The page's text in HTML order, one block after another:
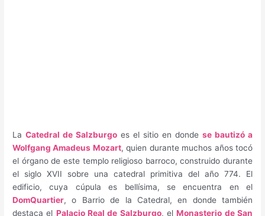
LaCatedral de Salzburgo es el sitio en donde se bautizó a
Wolfgang Amadeus Mozart, quien durante muchos años tocó
el órgano de este templo religioso barroco, construido durante
el siglo XVII sobre una catedral primitiva del año 774. El
edificio, cuya cúpula es bellísima, se encuentra en el
DomQuartier, o Barrio de la Catedral, en donde también
destaca el Palacio Real de Salzburgo, elMonasterio de San